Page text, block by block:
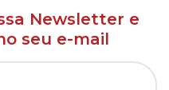
Newsletter e
seu e-mail